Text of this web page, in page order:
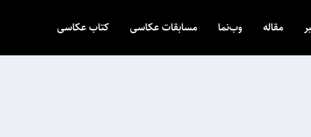
مقاله وب‌نما مسابقات عکاسی کتاب عکاسی